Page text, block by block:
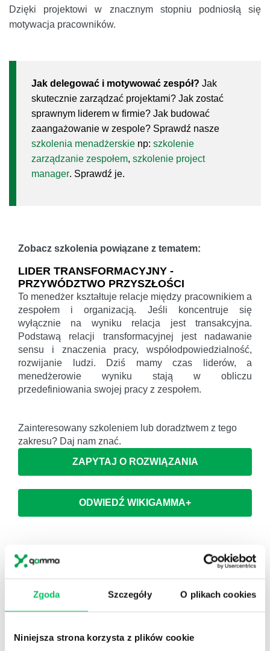
Zgoda Szczegóły O plikach cookies
Niniejsza strona korzysta z plików cookie
Dzięki projektowi w znacznym stopniu podniosłą się
motywacja pracowników.
Jak delegować i motywować zespół? Jak
skutecznie zarządzać projektami? Jak zostać
sprawnym liderem w firmie? Jak budować
zaangażowanie w zespole? Sprawdź nasze
szkolenia menadżerskie np: szkolenie
zarządzanie zespołem, szkolenie project
manager. Sprawdź je.
Zobacz szkolenia powiązane z tematem:
LIDER TRANSFORMACYJNY -
PRZYWÓDZTWO PRZYSZŁOŚCI
To menedżer kształtuje relacje między pracownikiem a
zespołem i organizacją. Jeśli koncentruje się
wyłącznie na wyniku relacja jest transakcyjna.
Podstawą relacji transformacyjnej jest nadawanie
sensu i znaczenia pracy, współodpowiedzialność,
rozwijanie ludzi. Dziś mamy czas liderów, a
menedżerowie wyniku stają w obliczu
przedefiniowania swojej pracy z zespołem.
Zainteresowany szkoleniem lub doradztwem z tego
zakresu? Daj nam znać.
ZAPYTAJ O ROZWIĄZANIA
ODWIEDŹ WIKIGAMMA+
Zobacz nasze
REFERENCJE I CASE STUDIES